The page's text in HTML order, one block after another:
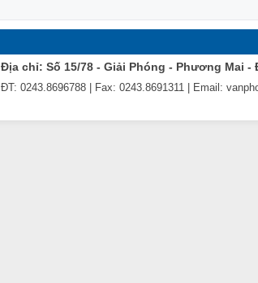
Địa chỉ: Số 15/78 - Giải Phóng - Phương Mai -
ĐT: 0243.8696788 | Fax: 0243.8691311 | Email: